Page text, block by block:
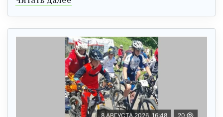
8 АВГУСТА 2026, 16:48 20